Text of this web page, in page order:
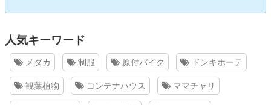
人気キーワード
メダカ 制服 原付バイク ドンキホーテ
観葉植物 コンテナハウス ママチャリ